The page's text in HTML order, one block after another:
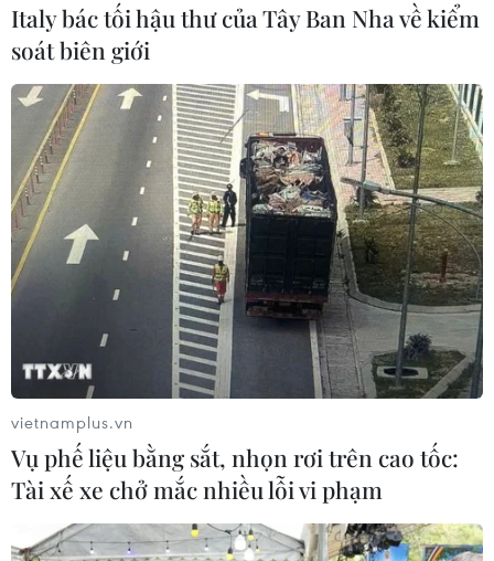
Italy bác tối hậu thư của Tây Ban Nha về kiểm
soát biên giới
vietnamplus.vn
Vụ phế liệu bằng sắt, nhọn rơi trên cao tốc:
Tài xế xe chở mắc nhiều lỗi vi phạm